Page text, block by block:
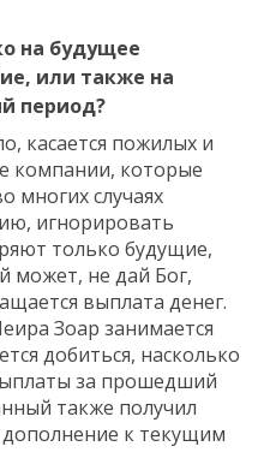
на будущее
или также на
период?
касается пожилых и
компании, которые
многих случаях
игнорировать
только будущие,
может, не дай Бог,
выплата денег.
Зоар занимается
добиться, насколько
за прошедший
также получил
к текущим